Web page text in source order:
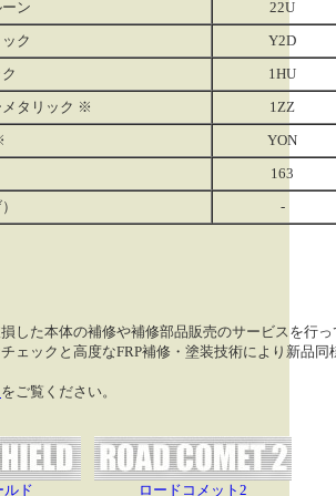
ン
22U
ク
Y2D
1HU
メタリック ※
1ZZ
YON
163
-
した本体の補修や補修部品販売のサービスを行っ
ェックと高度なFRP補修・塗装技術により新品同
をご覧ください。
ルド ロードコメット2